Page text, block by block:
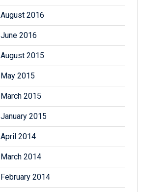
August 2016
June 2016
August 2015
May 2015
March 2015
January 2015
April 2014
March 2014
February 2014